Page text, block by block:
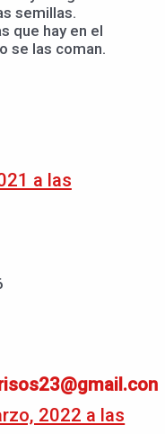
semillas.
que hay en el
se las coman.
a las
2022 a las